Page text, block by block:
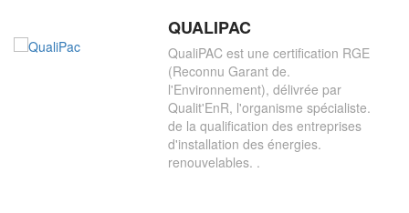
QUALIPAC
QualiPAC est une certification RGE
(Reconnu Garant de.
l'Environnement), délivrée par
Qualit'EnR, l'organisme spécialiste.
de la qualification des entreprises
d'installation des énergies.
renouvelables. .